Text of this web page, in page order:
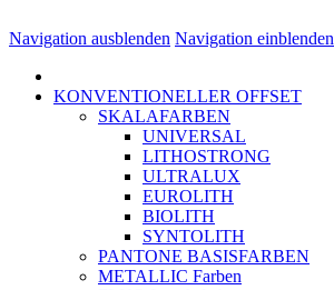
Navigation ausblenden Navigation einblenden
KONVENTIONELLER OFFSET
SKALAFARBEN
UNIVERSAL
LITHOSTRONG
ULTRALUX
EUROLITH
BIOLITH
SYNTOLITH
PANTONE BASISFARBEN
METALLIC Farben